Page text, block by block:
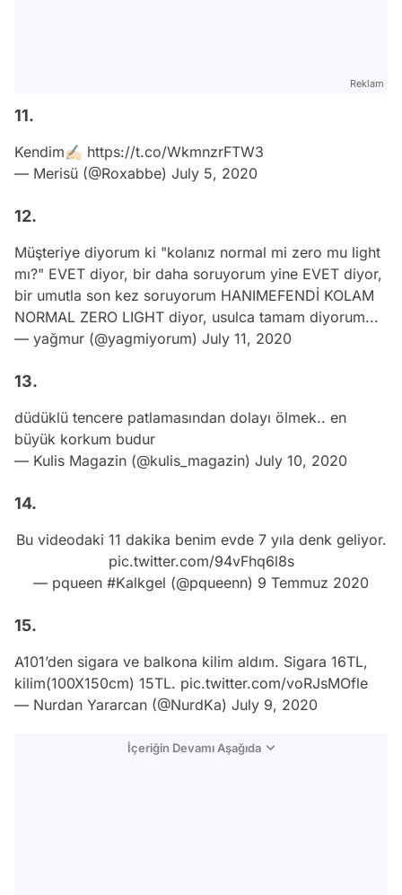
Reklam
11.
Kendim✍🏻 https://t.co/WkmnzrFTW3
— Merisü (@Roxabbe) July 5, 2020
12.
Müşteriye diyorum ki "kolanız normal mi zero mu light
mı?" EVET diyor, bir daha soruyorum yine EVET diyor,
bir umutla son kez soruyorum HANIMEFENDİ KOLAM
NORMAL ZERO LIGHT diyor, usulca tamam diyorum...
— yağmur (@yagmiyorum) July 11, 2020
13.
düdüklü tencere patlamasından dolayı ölmek.. en
büyük korkum budur
— Kulis Magazin (@kulis_magazin) July 10, 2020
14.
Bu videodaki 11 dakika benim evde 7 yıla denk geliyor.
pic.twitter.com/94vFhq6l8s
— pqueen #Kalkgel (@pqueenn) 9 Temmuz 2020
15.
A101’den sigara ve balkona kilim aldım. Sigara 16TL,
kilim(100X150cm) 15TL. pic.twitter.com/voRJsMOfle
— Nurdan Yararcan (@NurdKa) July 9, 2020
İçeriğin Devamı Aşağıda